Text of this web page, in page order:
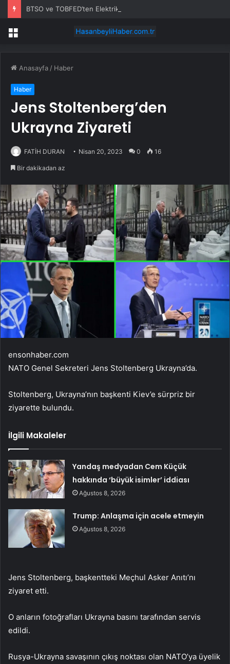
BTSO ve TOBFED’ten Elektrikli Araç Eğitimi Protokolü
Menü
Anasayfa / Haber
Haber
Jens Stoltenberg’den
Ukrayna Ziyareti
FATİH DURAN Nisan 20, 2023 0 16
Bir dakikadan az
ensonhaber.com
NATO Genel Sekreteri Jens Stoltenberg Ukrayna’da.
Stoltenberg, Ukrayna’nın başkenti Kiev’e sürpriz bir
ziyarette bulundu.
İlgili Makaleler
Yandaş medyadan Cem Küçük
hakkında ‘büyük isimler’ iddiası
Ağustos 8, 2026
Trump: Anlaşma için acele etmeyin
Ağustos 8, 2026
Jens Stoltenberg, başkentteki Meçhul Asker Anıtı’nı
ziyaret etti.
O anların fotoğrafları Ukrayna basını tarafından servis
edildi.
Rusya-Ukrayna savaşının çıkış noktası olan NATO’ya üyelik